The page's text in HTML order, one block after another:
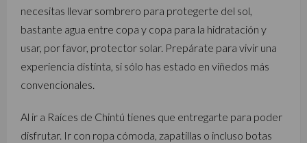
necesitas llevar sombrero para protegerte del sol,
bastante agua entre copa y copa para la hidratación y
usar, por favor, protector solar. Prepárate para vivir una
experiencia distinta, si sólo has estado en viñedos más
convencionales.
Al ir a Raíces de Chintú tienes que entregarte para poder
disfrutar. Ir con ropa cómoda, zapatillas o incluso botas